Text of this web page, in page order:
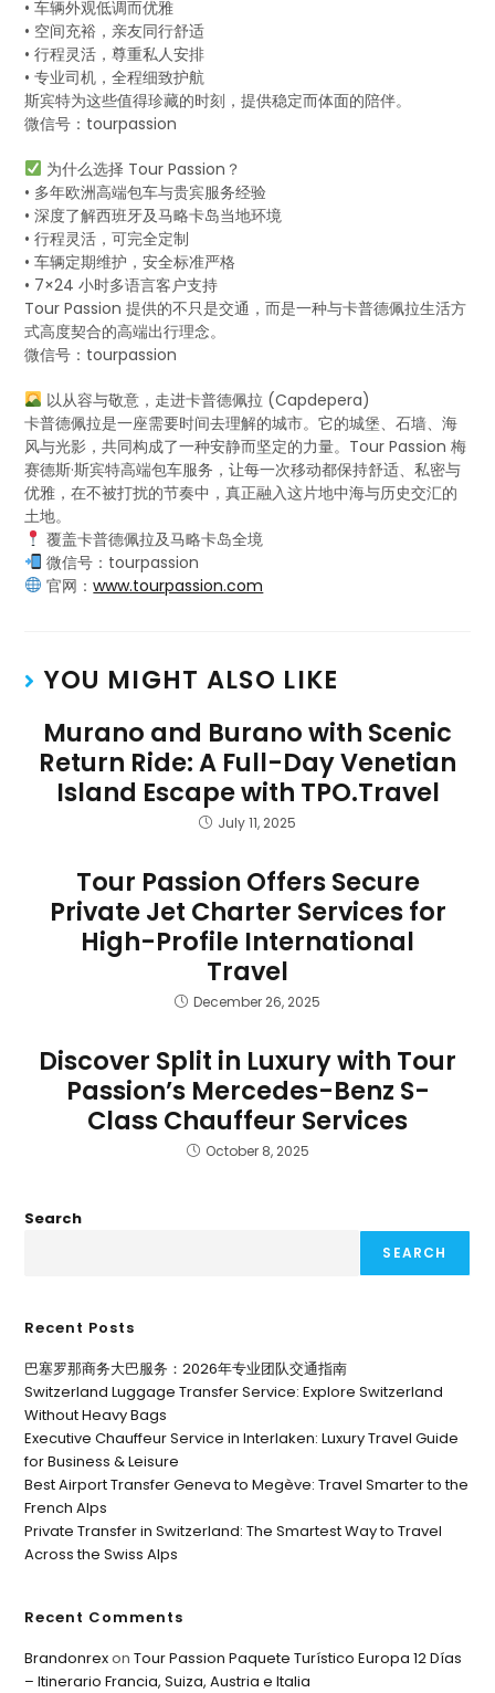
• 车辆外观低调而优雅
• 空间充裕，亲友同行舒适
• 行程灵活，尊重私人安排
• 专业司机，全程细致护航
斯宾特为这些值得珍藏的时刻，提供稳定而体面的陪伴。
微信号：tourpassion
为什么选择 Tour Passion？
• 多年欧洲高端包车与贵宾服务经验
• 深度了解西班牙及马略卡岛当地环境
• 行程灵活，可完全定制
• 车辆定期维护，安全标准严格
• 7×24 小时多语言客户支持
Tour Passion 提供的不只是交通，而是一种与卡普德佩拉生活方
式高度契合的高端出行理念。
微信号：tourpassion
以从容与敬意，走进卡普德佩拉 (Capdepera)
卡普德佩拉是一座需要时间去理解的城市。它的城堡、石墙、海
风与光影，共同构成了一种安静而坚定的力量。Tour Passion 梅
赛德斯·斯宾特高端包车服务，让每一次移动都保持舒适、私密与
优雅，在不被打扰的节奏中，真正融入这片地中海与历史交汇的
土地。
覆盖卡普德佩拉及马略卡岛全境
微信号：tourpassion
官网：www.tourpassion.com
YOU MIGHT ALSO LIKE
Murano and Burano with Scenic
Return Ride: A Full-Day Venetian
Island Escape with TPO.Travel
July 11, 2025
Tour Passion Offers Secure
Private Jet Charter Services for
High-Profile International
Travel
December 26, 2025
Discover Split in Luxury with Tour
Passion’s Mercedes-Benz S-
Class Chauffeur Services
October 8, 2025
Search
SEARCH
Recent Posts
巴塞罗那商务大巴服务：2026年专业团队交通指南
Switzerland Luggage Transfer Service: Explore Switzerland
Without Heavy Bags
Executive Chauffeur Service in Interlaken: Luxury Travel Guide
for Business & Leisure
Best Airport Transfer Geneva to Megève: Travel Smarter to the
French Alps
Private Transfer in Switzerland: The Smartest Way to Travel
Across the Swiss Alps
Recent Comments
BrandonrexonTour Passion Paquete Turístico Europa 12 Días
– Itinerario Francia, Suiza, Austria e Italia